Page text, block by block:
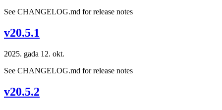
See CHANGELOG.md for release notes
v20.5.1
2025. gada 12. okt.
See CHANGELOG.md for release notes
v20.5.2